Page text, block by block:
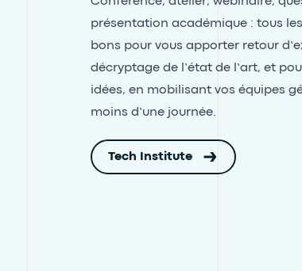
présentation académique : tous
bons pour vous apporter retour
décryptage de l’état de l’art, et
idées, en mobilisant vos équipes
moins d’une journée.
Tech Institute